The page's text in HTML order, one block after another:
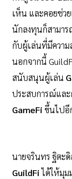
เห็น และคอยช่ว
นักลงทุนก็สามา
กับผู้เล่นที่มีความ
นอกจากนี้
สนับสนุนผู้เล่น
ประสบการณ์และ
GameFi ขึ้นไปอี
นายจรินทร ฐิตะ
GuildFiได้ให้มุม